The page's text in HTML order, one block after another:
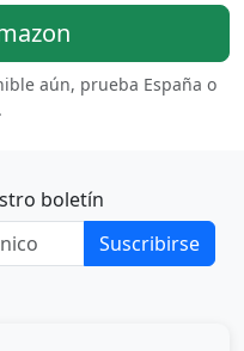
aún, prueba España o
boletín
Suscribirse